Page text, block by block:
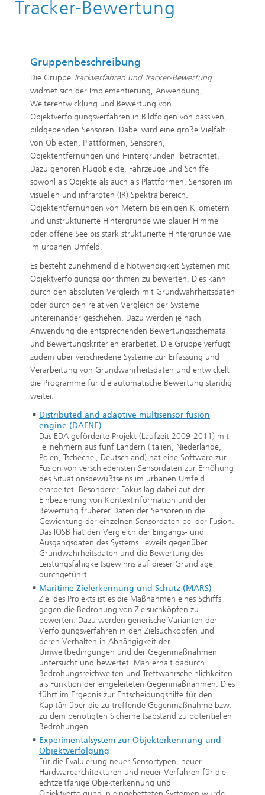
Tracker-Bewertung
Gruppenbeschreibung
Die Gruppe Trackverfahren und Tracker-Bewertung
widmet sich der Implementierung, Anwendung,
Weiterentwicklung und Bewertung von
Objektverfolgungsverfahren in Bildfolgen von passiven,
bildgebenden Sensoren. Dabei wird eine große Vielfalt
von Objekten, Plattformen, Sensoren,
Objektentfernungen und Hintergründen betrachtet.
Dazu gehören Flugobjekte, Fahrzeuge und Schiffe
sowohl als Objekte als auch als Plattformen, Sensoren im
visuellen und infraroten (IR) Spektralbereich.
Objektentfernungen von Metern bis einigen Kilometern
und unstrukturierte Hintergründe wie blauer Himmel
oder offene See bis stark strukturierte Hintergründe wie
im urbanen Umfeld.
Es besteht zunehmend die Notwendigkeit Systemen mit
Objektverfolgungsalgorithmen zu bewerten. Dies kann
durch den absoluten Vergleich mit Grundwahrheitsdaten
oder durch den relativen Vergleich der Systeme
untereinander geschehen. Dazu werden je nach
Anwendung die entsprechenden Bewertungsschemata
und Bewertungskriterien erarbeitet. Die Gruppe verfügt
zudem über verschiedene Systeme zur Erfassung und
Verarbeitung von Grundwahrheitsdaten und entwickelt
die Programme für die automatische Bewertung ständig
weiter.
Distributed and adaptive multisensor fusion
engine (DAFNE)
Das EDA geförderte Projekt (Laufzeit 2009-2011) mit
Teilnehmern aus fünf Ländern (Italien, Niederlande,
Polen, Tschechei, Deutschland) hat eine Software zur
Fusion von verschiedensten Sensordaten zur Erhöhung
des Situationsbewußtseins im urbanen Umfeld
erarbeitet. Besonderer Fokus lag dabei auf der
Einbeziehung von Kontextinformation und der
Bewertung früherer Daten der Sensoren in die
Gewichtung der einzelnen Sensordaten bei der Fusion.
Das IOSB hat den Vergleich der Eingangs- und
Ausgangsdaten des Systems jeweils gegenüber
Grundwahrheitsdaten und die Bewertung des
Leistungsfähigkeitsgewinns auf dieser Grundlage
durchgeführt.
Maritime Zielerkennung und Schutz (MARS)
Ziel des Projekts ist es die Maßnahmen eines Schiffs
gegen die Bedrohung von Zielsuchköpfen zu
bewerten. Dazu werden generische Varianten der
Verfolgungsverfahren in den Zielsuchköpfen und
deren Verhalten in Abhängigkeit der
Umweltbedingungen und der Gegenmaßnahmen
untersucht und bewertet. Man erhält dadurch
Bedrohungsreichweiten und Treffwahrscheinlichkeiten
als Funktion der eingeleiteten Gegenmaßnahmen. Dies
führt im Ergebnis zur Entscheidungshilfe für den
Kapitän über die zu treffende Gegenmaßnahme bzw.
zu dem benötigten Sicherheitsabstand zu potentiellen
Bedrohungen.
Experimentalsystem zur Objekterkennung und
Objektverfolgung
Für die Evaluierung neuer Sensortypen, neuer
Hardwarearchitekturen und neuer Verfahren für die
echtzeitfähige Objekterkennung und